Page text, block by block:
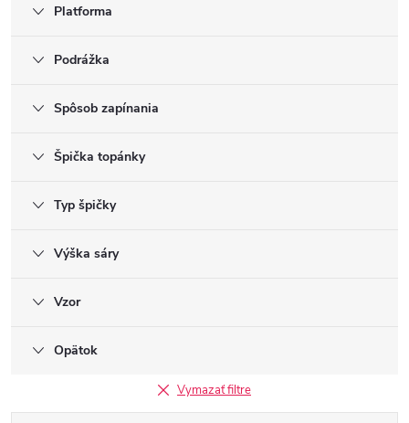
Platforma
Podrážka
Spôsob zapínania
Špička topánky
Typ špičky
Výška sáry
Vzor
Opätok
Vymazať filtre